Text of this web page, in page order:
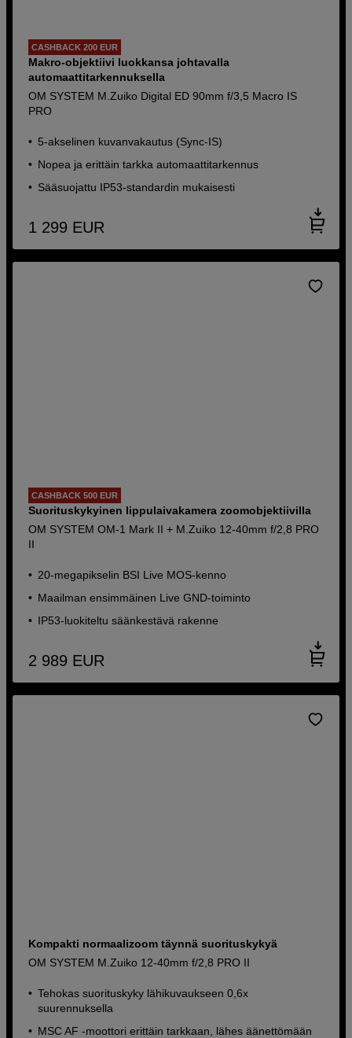
CASHBACK 200 EUR
Makro-objektiivi luokkansa johtavalla
automaattitarkennuksella
OM SYSTEM M.Zuiko Digital ED 90mm f/3,5 Macro IS
PRO
5-akselinen kuvanvakautus (Sync-IS)
Nopea ja erittäin tarkka automaattitarkennus
Sääsuojattu IP53-standardin mukaisesti
1 299 EUR
CASHBACK 500 EUR
Suorituskykyinen lippulaivakamera zoomobjektiivilla
OM SYSTEM OM-1 Mark II + M.Zuiko 12-40mm f/2,8 PRO
II
20-megapikselin BSI Live MOS-kenno
Maailman ensimmäinen Live GND-toiminto
IP53-luokiteltu säänkestävä rakenne
2 989 EUR
Kompakti normaalizoom täynnä suorituskykyä
OM SYSTEM M.Zuiko 12-40mm f/2,8 PRO II
Tehokas suorituskyky lähikuvaukseen 0,6x
suurennuksella
MSC AF -moottori erittäin tarkkaan, lähes äänettömään